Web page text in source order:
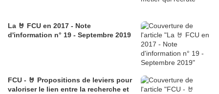
La 🤘 FCU en 2017 - Note
d'information n° 19 - Septembre 2019
FCU - 🤘 Propositions de leviers pour
valoriser le lien entre la recherche et